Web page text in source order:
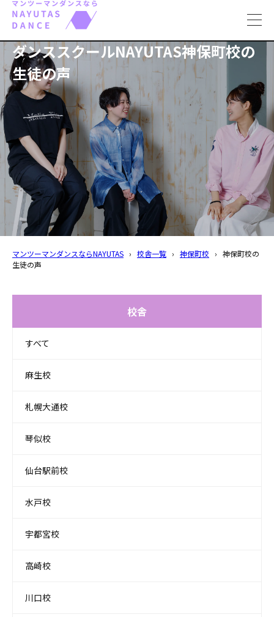
ダンススクールNAYUTAS神保町校の
生徒の声
マンツーマンダンスならNAYUTAS › 校舎一覧 › 神保町校 › 神保町校の
生徒の声
校舎
すべて
麻生校
札幌大通校
琴似校
仙台駅前校
水戸校
宇都宮校
高崎校
川口校